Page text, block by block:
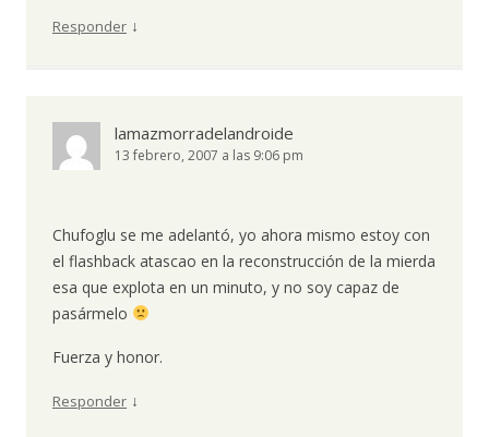
Responder ↓
lamazmorradelandroide
13 febrero, 2007 a las 9:06 pm
Chufoglu se me adelantó, yo ahora mismo estoy con
el flashback atascao en la reconstrucción de la mierda
esa que explota en un minuto, y no soy capaz de
pasármelo
Fuerza y honor.
Responder ↓